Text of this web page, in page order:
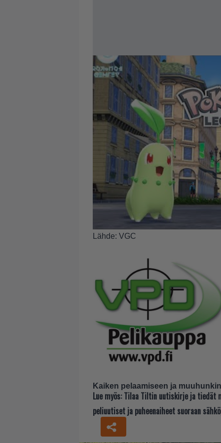
Lähde: VGC
Kaiken pelaamiseen ja
Lue myös: Tilaa Tiltin uutiskirje ja tiedät
peliuutiset ja puheenaiheet suoraan